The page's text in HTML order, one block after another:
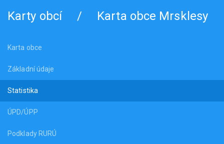
Karty obcí / Karta obce Mrsklesy
Karta obce
Základní údaje
Statistika
ÚPD/ÚPP
Podklady RURÚ